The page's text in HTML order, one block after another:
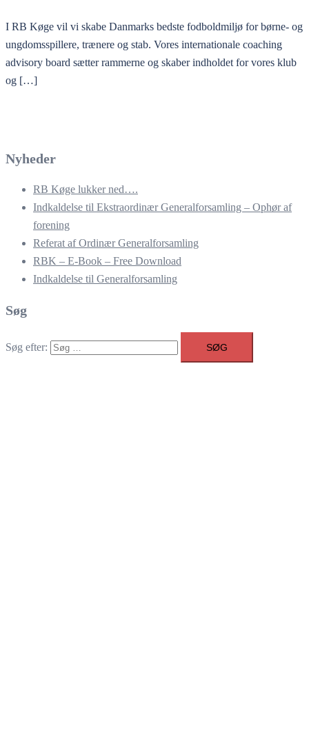
I RB Køge vil vi skabe Danmarks bedste fodboldmiljø for børne- og
ungdomsspillere, trænere og stab. Vores internationale coaching
advisory board sætter rammerne og skaber indholdet for vores klub
og […]
Nyheder
RB Køge lukker ned….
Indkaldelse til Ekstraordinær Generalforsamling – Ophør af
forening
Referat af Ordinær Generalforsamling
RBK – E-Book – Free Download
Indkaldelse til Generalforsamling
Søg
Søg efter: